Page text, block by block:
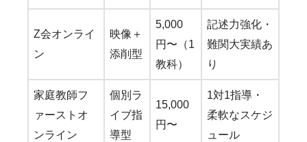
Z会オンライ
ン
映像＋
添削型
5,000
円〜（1
教科）
記述力強化・
難関大実績あ
り
家庭教師フ
ァーストオ
ンライン
個別ラ
イブ指
導型
15,000
円〜
1対1指導・
柔軟なスケジ
ュール